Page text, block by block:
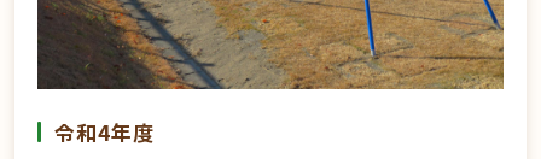
令和4年度